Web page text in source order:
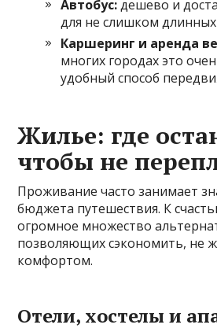
Автобус:дешево и
для не слишком
Каршеринг и аренда
многих городах это
удобный способ
Жилье: где
чтобы не
Проживание часто занимает
бюджета путешествия. К
огромное множество
позволяющих сэкономить, не
комфортом.
Отели, хостелы и